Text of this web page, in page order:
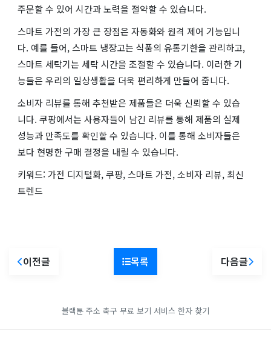
주문할 수 있어 시간과 노력을 절약할 수 있습니다.
스마트 가전의 가장 큰 장점은 자동화와 원격 제어 기능입니
다. 예를 들어, 스마트 냉장고는 식품의 유통기한을 관리하고,
스마트 세탁기는 세탁 시간을 조절할 수 있습니다. 이러한 기
능들은 우리의 일상생활을 더욱 편리하게 만들어 줍니다.
소비자 리뷰를 통해 추천받은 제품들은 더욱 신뢰할 수 있습
니다. 쿠팡에서는 사용자들이 남긴 리뷰를 통해 제품의 실제
성능과 만족도를 확인할 수 있습니다. 이를 통해 소비자들은
보다 현명한 구매 결정을 내릴 수 있습니다.
키워드: 가전 디지털화, 쿠팡, 스마트 가전, 소비자 리뷰, 최신
트렌드
이전글 목록 다음글
블랙툰 주소 축구 무료 보기 서비스 한자 찾기